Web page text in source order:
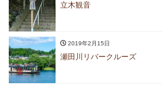
立木観音
2019年2月15日
瀬田川リバークルーズ